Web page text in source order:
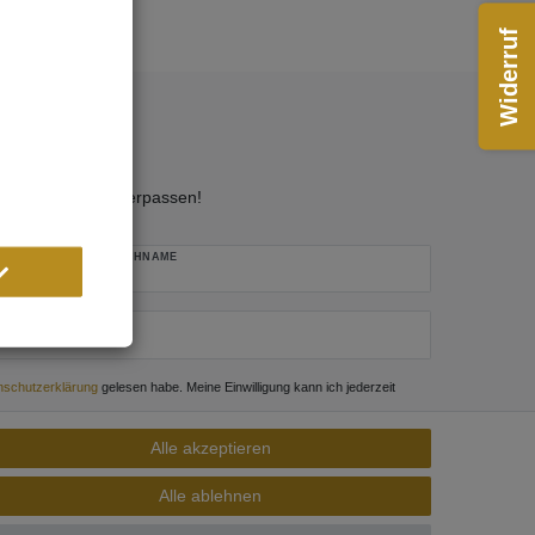
mehr verpassen!
ist erforderlich.
NACHNAME
gelesen habe. Meine Einwilligung kann ich jederzeit
** Hierbei handelt es sich um ein Pflichtfeld.
Alle akzeptieren
Alle ablehnen
Widerruf